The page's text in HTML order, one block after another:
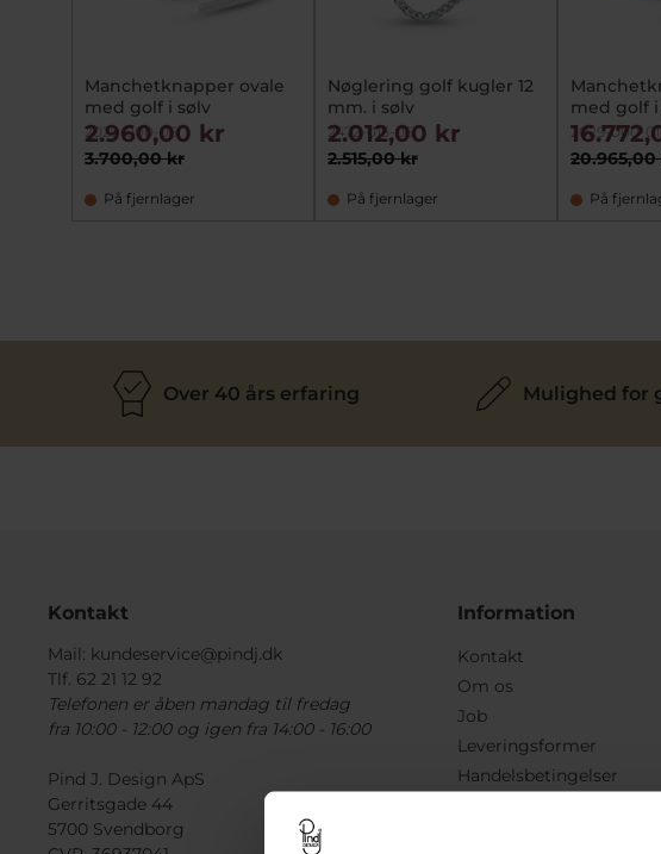
Manchetknapper ovale
med golf i sølv
2029-000-05
3.700,00 kr
2.960,00 kr
På fjernlager
Nøglering golf kugler 12
mm. i sølv
2472-015-05
2.515,00 kr
2.012,00 kr
På fjernlager
med golf
2029-000-
20.965,00
På
Over 40 års erfaring Mulighed for
Kontakt
Mail: kundeservice@pindj.dk
Tlf. 62 21 12 92
Telefonen er åben mandag til fredag
fra 10:00 - 12:00 og igen fra 14:00 - 16:00
Pind J. Design ApS
Gerritsgade 44
5700 Svendborg
Information
Kontakt
Om os
Job
Leveringsformer
Handelsbetingelser